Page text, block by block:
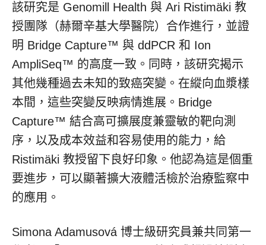
該研究是 Genomill Health 與 Ari Ristimäki 教
授團隊（赫爾辛基大學醫院）合作進行，並證
明 Bridge Capture™ 與 ddPCR 和 Ion
AmpliSeq™ 的高度一致。同時，該研究揭示
其他幾種過去未知的致癌突變。在縱向血漿樣
本間，這些突變反映病情進展。Bridge
Capture™ 結合高可擴展度兼靈敏的靶向測
序，以及成本效益和容易使用的能力，給
Ristimäki 教授留下良好印象。他認為這是個重
要進步，可以顯著擴大液體活檢於治療監察中
的應用。
Simona Adamusová 博士級研究員兼共同第一